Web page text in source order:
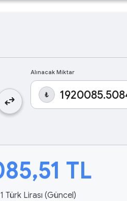
swap_horiz
Alınacak Miktar
₺
TL
Türk Lirası (Güncel)